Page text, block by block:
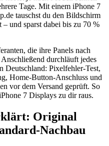
Tage. Mit einem iPhone 7
tauschst du den Bildschirm
und sparst dabei bis zu 70 %
die ihre Panels nach
durchläuft jedes
Deutschland: Pixelfehler-Test,
Home-Button-Anschluss und
vor dem Versand geprüft. So
7 Displays zu dir raus.
Original
Nachbau